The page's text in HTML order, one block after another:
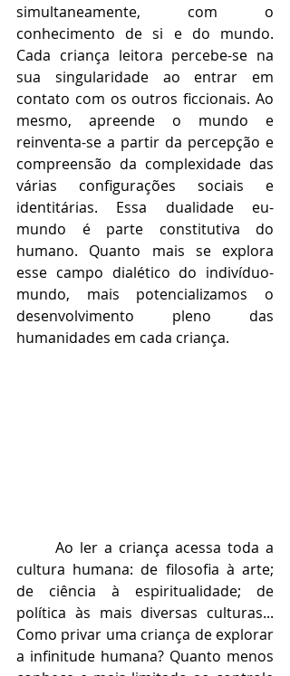
simultaneamente, com o
conhecimento de si e do mundo.
Cada criança leitora percebe-se na
sua singularidade ao entrar em
contato com os outros ficcionais. Ao
mesmo, apreende o mundo e
reinventa-se a partir da percepção e
compreensão da complexidade das
várias configurações sociais e
identitárias. Essa dualidade eu-
mundo é parte constitutiva do
humano. Quanto mais se explora
esse campo dialético do indivíduo-
mundo, mais potencializamos o
desenvolvimento pleno das
humanidades em cada criança.
cultura humana: de filosofia à arte;
de ciência à espiritualidade; de
política às mais diversas culturas...
Como privar uma criança de explorar
a infinitude humana? Quanto menos